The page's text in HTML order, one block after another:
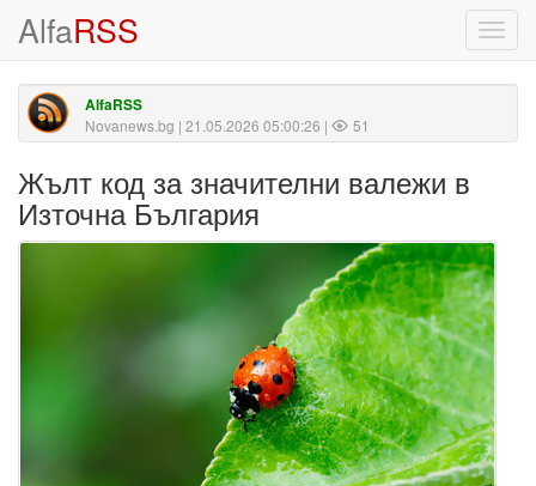
AlfaRSS
AlfaRSS
Novanews.bg | 21.05.2026 05:00:26 | 51
Жълт код за значителни валежи в
Източна България